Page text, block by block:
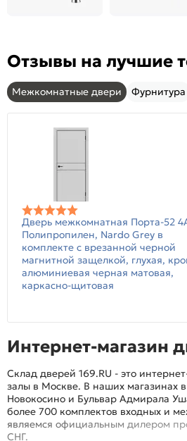
Отзывы на лучшие
Межкомнатные двери Фурнитура
Дверь межкомнатная Порта-52
Полипропилен, Nardo Grey в
комплекте с врезанной черной
магнитной защелкой, глухая,
алюминиевая черная матовая,
каркасно-щитовая
Интернет-магазин
Склад дверей 169.RU - это
залы в Москве. В наших магазинах
Новокосино и Бульвар Адмирала
более 700 комплектов входных и
являемся официальным дилером
СНГ.